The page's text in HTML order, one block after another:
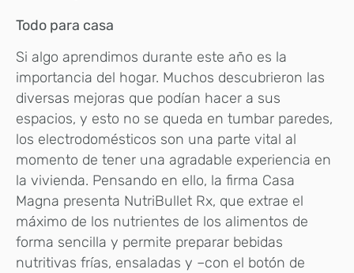
Todo para casa
Si algo aprendimos durante este año es la
importancia del hogar. Muchos descubrieron las
diversas mejoras que podían hacer a sus
espacios, y esto no se queda en tumbar paredes,
los electrodomésticos son una parte vital al
momento de tener una agradable experiencia en
la vivienda. Pensando en ello, la firma Casa
Magna presenta NutriBullet Rx, que extrae el
máximo de los nutrientes de los alimentos de
forma sencilla y permite preparar bebidas
nutritivas frías, ensaladas y –con el botón de